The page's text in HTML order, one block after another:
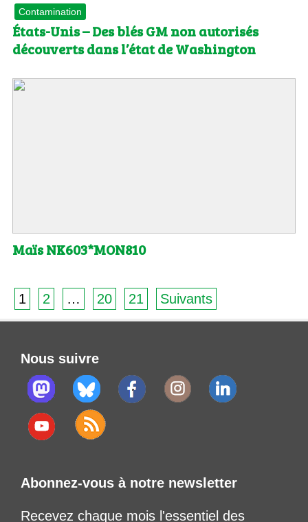
Contamination
États-Unis – Des blés GM non autorisés
découverts dans l’état de Washington
Maïs NK603*MON810
1 2 … 20 21 Suivants
Nous suivre
Abonnez-vous à notre newsletter
Recevez chaque mois l'essentiel des